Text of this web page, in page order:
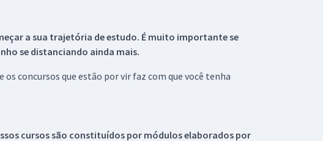
a sua trajetória de estudo. É muito importante se
se distanciando ainda mais.
concursos que estão por vir faz com que você tenha
cursos são constituídos por módulos elaborados por